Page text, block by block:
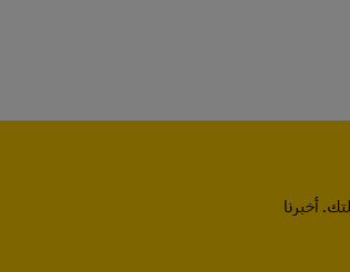
أخبرنا